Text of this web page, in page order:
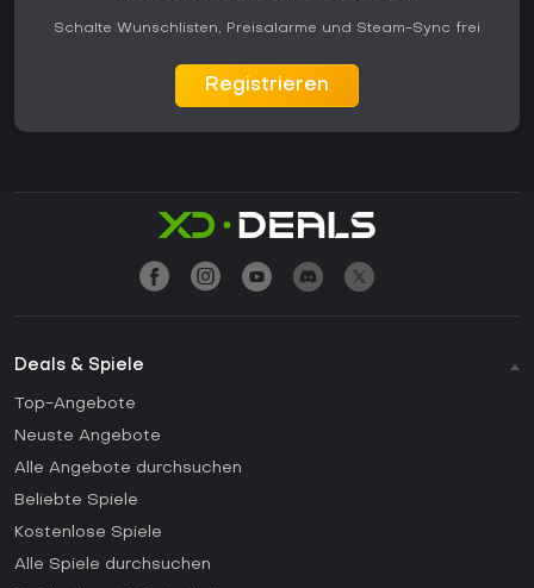
Schalte Wunschlisten, Preisalarme und Steam-Sync frei
Registrieren
Deals & Spiele
Top-Angebote
Neuste Angebote
Alle Angebote durchsuchen
Beliebte Spiele
Kostenlose Spiele
Alle Spiele durchsuchen